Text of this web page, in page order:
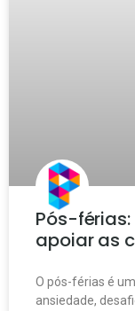
Pós-
apoiar as
O pós-férias é
ansiedade,